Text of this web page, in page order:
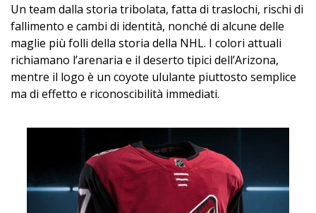
Un team dalla storia tribolata, fatta di traslochi, rischi di
fallimento e cambi di identità, nonché di alcune delle
maglie più folli della storia della NHL. I colori attuali
richiamano l’arenaria e il deserto tipici dell’Arizona,
mentre il logo è un coyote ululante piuttosto semplice
ma di effetto e riconoscibilità immediati.